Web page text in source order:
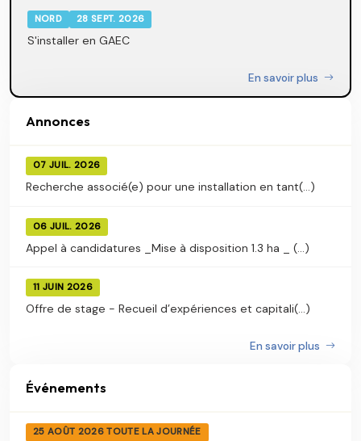
NORD 28 SEPT. 2026
S'installer en GAEC
En savoir plus
Annonces
07 JUIL. 2026
Recherche associé(e) pour une installation en tant(...)
06 JUIL. 2026
Appel à candidatures _Mise à disposition 1.3 ha _ (...)
11 JUIN 2026
Offre de stage - Recueil d’expériences et capitali(...)
En savoir plus
Événements
25 AOÛT 2026 TOUTE LA JOURNÉE